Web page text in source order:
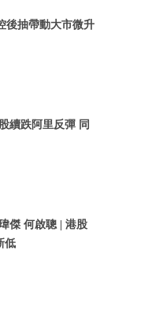
後抽帶動大市微升
續跌阿里反彈 同
傑 何啟聰 | 港股
低